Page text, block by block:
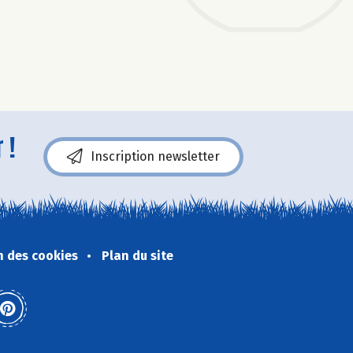
! Inscription newsletter
des cookies Plan du site